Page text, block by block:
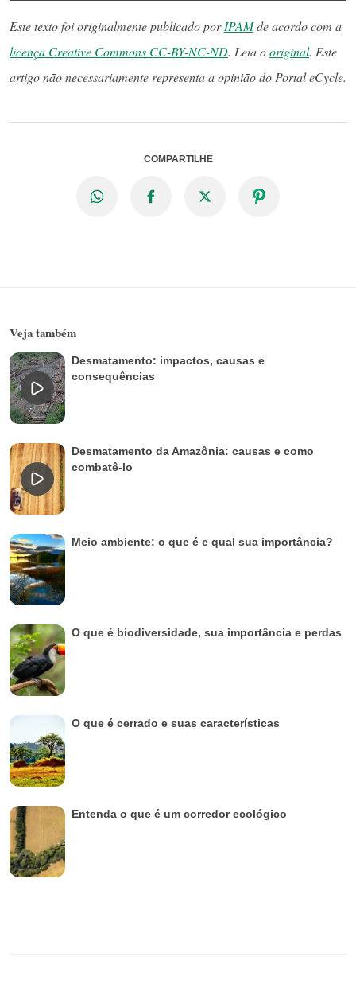
Este texto foi originalmente publicado porIPAMde acordo com a
licença Creative Commons CC-BY-NC-ND. Leia ooriginal. Este
artigo não necessariamente representa a opinião do Portal eCycle.
COMPARTILHE
Veja também
Desmatamento: impactos, causas e
consequências
Desmatamento da Amazônia: causas e como
combatê-lo
Meio ambiente: o que é e qual sua importância?
O que é biodiversidade, sua importância e perdas
O que é cerrado e suas características
Entenda o que é um corredor ecológico